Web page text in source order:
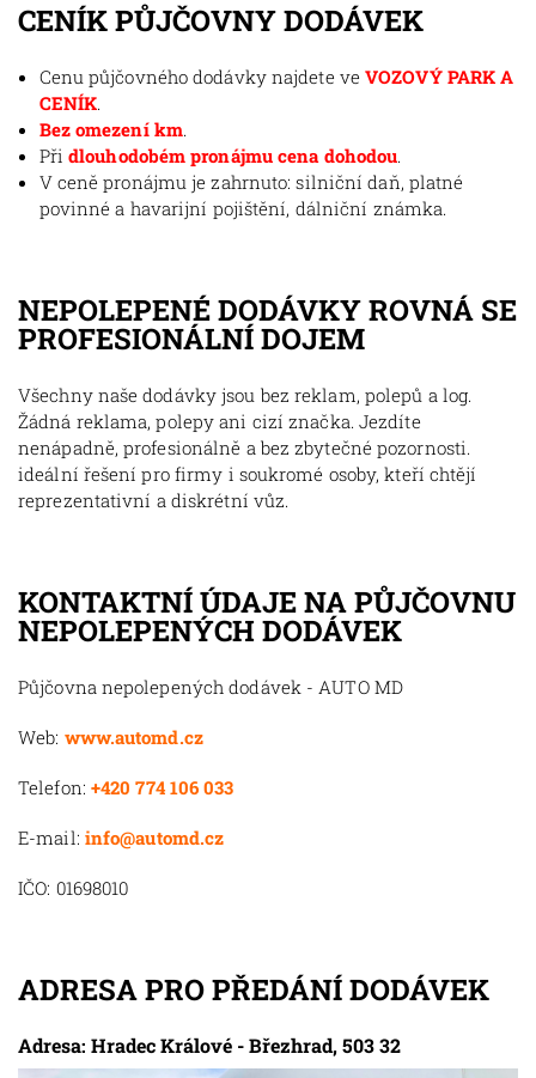
CENÍK PŮJČOVNY DODÁVEK
Cenu půjčovného dodávky najdete veVOZOVÝ PARK A
CENÍK.
Bez omezení km.
Při dlouhodobém pronájmu cena dohodou.
V ceně pronájmu je zahrnuto: silniční daň, platné
povinné a havarijní pojištění, dálniční známka.
NEPOLEPENÉ DODÁVKY ROVNÁ SE
PROFESIONÁLNÍ DOJEM
Všechny naše dodávky jsou bez reklam, polepů a log.
Žádná reklama, polepy ani cizí značka. Jezdíte
nenápadně, profesionálně a bez zbytečné pozornosti.
ideální řešení pro firmy i soukromé osoby, kteří chtějí
reprezentativní a diskrétní vůz.
KONTAKTNÍ ÚDAJE NA PŮJČOVNU
NEPOLEPENÝCH DODÁVEK
Půjčovna nepolepených dodávek - AUTO MD
Web: www.automd.cz
Telefon: +420 774 106 033
E-mail: info@automd.cz
IČO: 01698010
ADRESA PRO PŘEDÁNÍ DODÁVEK
Adresa: Hradec Králové - Březhrad, 503 32